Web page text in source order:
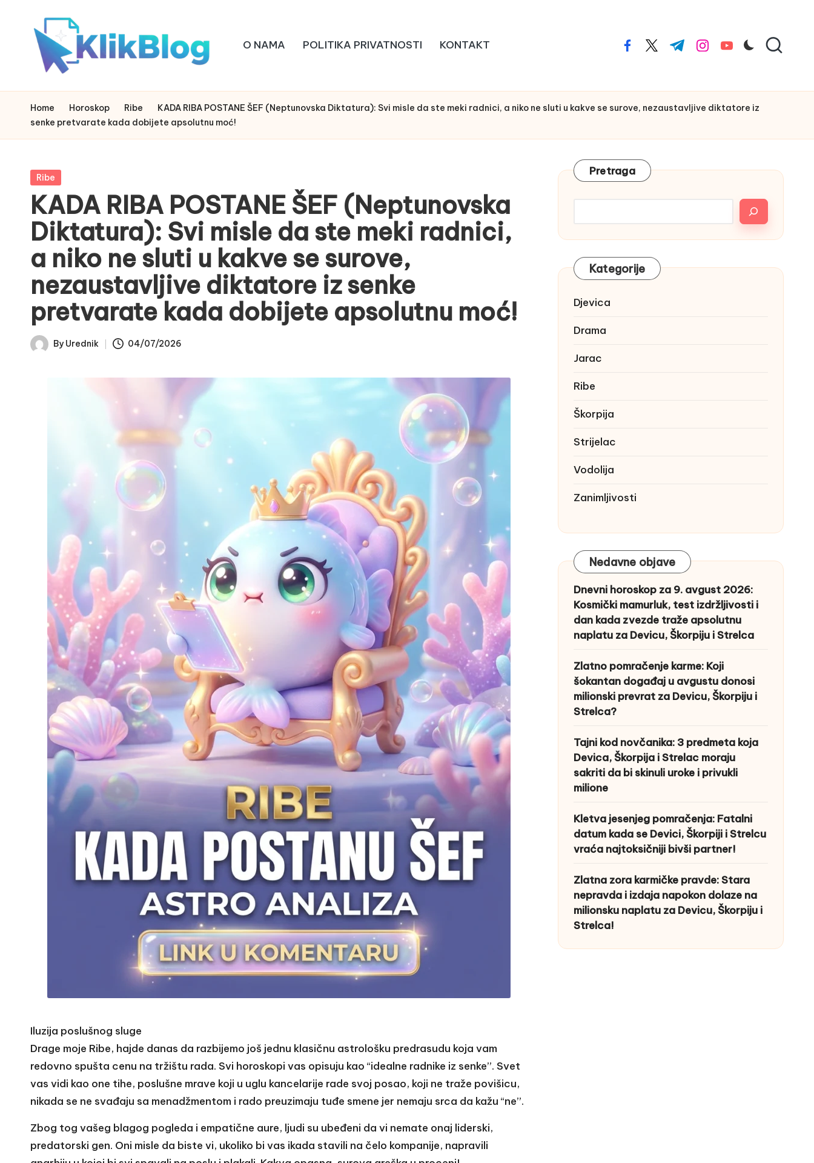
k
li
k
b
l
o
g
O NAMA POLITIKA PRIVATNOSTI KONTAKT facebook.com
twitter.com
t.me instagram.com
youtube.com
Home Horoskop Ribe
KADA RIBA POSTANE ŠEF (Neptunovska Diktatura): Svi misle da ste meki radnici, a niko ne sluti u kakve se surove, nezaustavljive diktatore iz
senke pretvarate kada dobijete apsolutnu moć!
Posted
Ribe
KADA RIBA POSTANE ŠEF (Neptunovska
Diktatura): Svi misle da ste meki radnici,
a niko ne sluti u kakve se surove,
nezaustavljive diktatore iz senke
pretvarate kada dobijete apsolutnu moć!
Posted
ByUrednik 04/07/2026
Iluzija poslušnog sluge
Drage moje Ribe, hajde danas da razbijemo još jednu klasičnu astrološku predrasudu koja vam
redovno spušta cenu na tržištu rada. Svi horoskopi vas opisuju kao “idealne radnike iz senke”. Svet
vas vidi kao one tihe, poslušne mrave koji u uglu kancelarije rade svoj posao, koji ne traže povišicu,
nikada se ne svađaju sa menadžmentom i rado preuzimaju tuđe smene jer nemaju srca da kažu “ne”.
Zbog tog vašeg blagog pogleda i empatične aure, ljudi su ubeđeni da vi nemate onaj liderski,
predatorski gen. Oni misle da biste vi, ukoliko bi vas ikada stavili na čelo kompanije, napravili
Pretraga
Kategorije
Djevica
Drama
Jarac
Ribe
Škorpija
Strijelac
Vodolija
Zanimljivosti
Nedavne objave
Dnevni horoskop za 9. avgust 2026:
Kosmički mamurluk, test izdržljivosti i
dan kada zvezde traže apsolutnu
naplatu za Devicu, Škorpiju i Strelca
Zlatno pomračenje karme: Koji
šokantan događaj u avgustu donosi
milionski prevrat za Devicu, Škorpiju i
Strelca?
Tajni kod novčanika: 3 predmeta koja
Devica, Škorpija i Strelac moraju
sakriti da bi skinuli uroke i privukli
milione
Kletva jesenjeg pomračenja: Fatalni
datum kada se Devici, Škorpiji i Strelcu
vraća najtoksičniji bivši partner!
Zlatna zora karmičke pravde: Stara
nepravda i izdaja napokon dolaze na
milionsku naplatu za Devicu, Škorpiju i
Strelca!